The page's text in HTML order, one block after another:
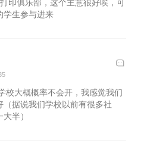
印俱乐部，这个主意很好唉，可
学生参与进来
校大概概率不会开，我感觉我们
（据说我们学校以前有很多社
半）